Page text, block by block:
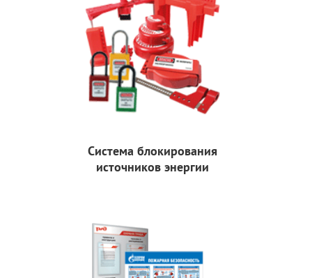
Система блокирования
источников энергии